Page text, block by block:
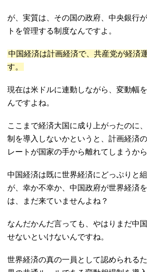
が、実質は、その国の政府、中央銀行
トを管理する制度なんですよ。
中国経済は計画経済で、共産党が経済
す。
現在は米ドルに連動しながら、変動幅
んですよね。
ここまで経済大国に成り上がったのに
制を導入しないかというと、計画経済
レートが国家の手から離れてしまうから
中国経済は既に世界経済にどっぷりと
が、幸か不幸か、中国政府が世界経済
は、まだ来ていませんよね？
なんだかんだ言っても、やはりまだ中
せないといけないんですね。
世界経済の真の一員として認められる